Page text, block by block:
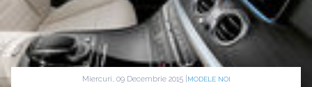
Miercuri, 09 Decembrie 2015 | MODELE NOI